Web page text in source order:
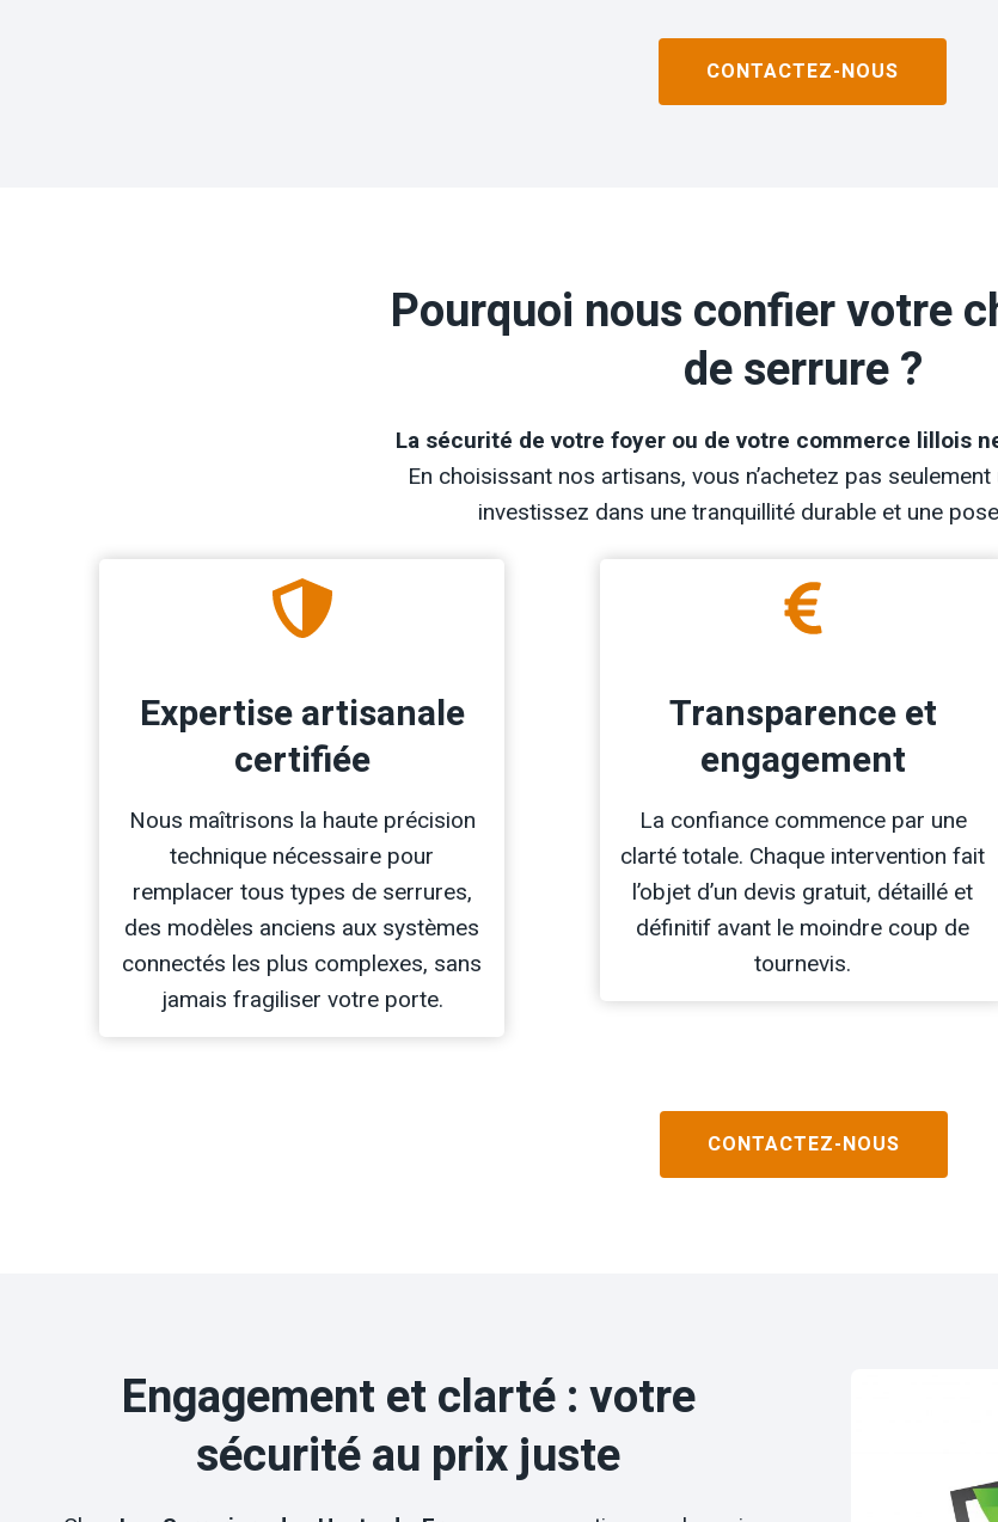
CONTACTEZ-NOUS
Pourquoi nous confier votre
de serrure ?
La sécurité de votre foyer ou de votre commerce lillois
En choisissant nos artisans, vous n’achetez pas
investissez dans une tranquillité durable et une pose
Expertise artisanale
certifiée
Nous maîtrisons la haute précision
technique nécessaire pour
remplacer tous types de serrures,
des modèles anciens aux systèmes
connectés les plus complexes, sans
jamais fragiliser votre porte.
Transparence et
engagement
La confiance commence par une
clarté totale. Chaque intervention fait
l’objet d’un devis gratuit, détaillé et
définitif avant le moindre coup de
tournevis.
CONTACTEZ-NOUS
Engagement et clarté : votre
sécurité au prix juste